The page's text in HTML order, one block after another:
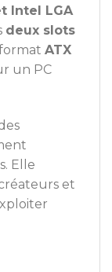
Intel LGA
deux slots
ATX
un PC
Elle
et